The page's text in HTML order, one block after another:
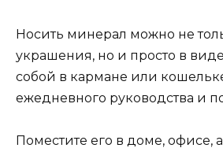
Носить минерал можно не
украшения, но и просто в
собой в кармане или
ежедневного руководства и
Поместите его в доме, офисе,